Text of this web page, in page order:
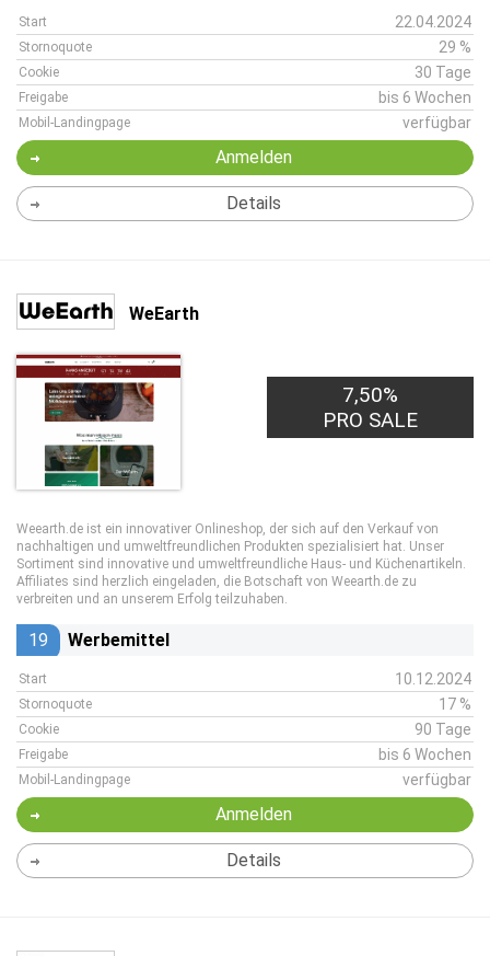
Start 22.04.2024
Stornoquote 29 %
Cookie 30 Tage
Freigabe bis 6 Wochen
Mobil-Landingpage verfügbar
Anmelden
Details
WeEarth
7,50%
PRO SALE
Weearth.de ist ein innovativer Onlineshop, der sich auf den Verkauf von
nachhaltigen und umweltfreundlichen Produkten spezialisiert hat. Unser
Sortiment sind innovative und umweltfreundliche Haus- und Küchenartikeln.
Affiliates sind herzlich eingeladen, die Botschaft von Weearth.de zu
verbreiten und an unserem Erfolg teilzuhaben.
19 Werbemittel
Start 10.12.2024
Stornoquote 17 %
Cookie 90 Tage
Freigabe bis 6 Wochen
Mobil-Landingpage verfügbar
Anmelden
Details